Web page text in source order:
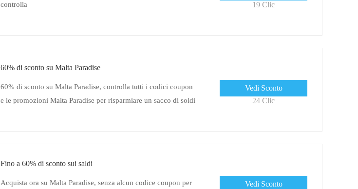
controlla
19 Clic
60% di sconto su Malta Paradise
60% di sconto su Malta Paradise, controlla tutti i codici coupon
e le promozioni Malta Paradise per risparmiare un sacco di soldi
Vedi Sconto
24 Clic
Fino a 60% di sconto sui saldi
Acquista ora su Malta Paradise, senza alcun codice coupon per
Vedi Sconto